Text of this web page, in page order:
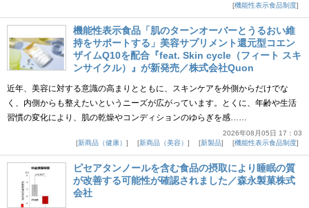
機能性表示食品制度
機能性表示食品「肌のターンオーバーとうるおい維
持をサポートする」美容サプリメント還元型コエン
ザイムQ10を配合『feat. Skin cycle（フィート スキ
ンサイクル）』が新発売／株式会社Quon
近年、美容に対する意識の高まりとともに、スキンケアを外側からだけでな
く、内側からも整えたいというニーズが広がっています。とくに、年齢や生活
習慣の変化により、肌の乾燥やコンディションのゆらぎを感……
2026年08月05日 17：03
新商品（健康）
新商品（美容） 新製品 機能性表示食品制度
ピセアタンノールを含む食品の摂取により睡眠の質
が改善する可能性が確認されました／森永製菓株式
会社